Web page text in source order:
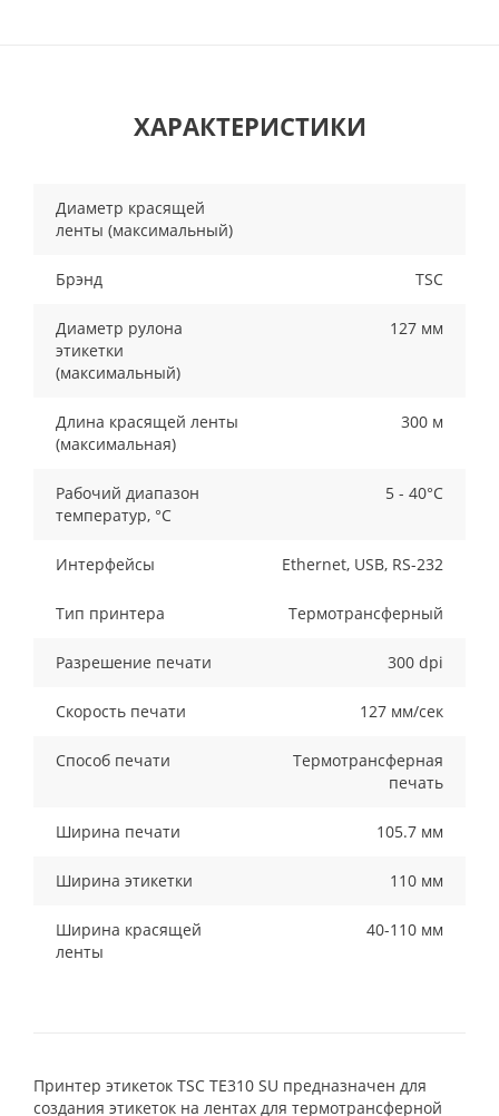
ХАРАКТЕРИСТИКИ
Диаметр красящей
ленты (максимальный)
Брэнд TSC
Диаметр рулона
этикетки
(максимальный)
127 мм
Длина красящей ленты
(максимальная)
300 м
Рабочий диапазон
температур, °C
5 - 40°C
Интерфейсы Ethernet, USB, RS-232
Тип принтера Термотрансферный
Разрешение печати 300 dpi
Скорость печати 127 мм/сек
Способ печати
Термотрансферная
печать
Ширина печати 105.7 мм
Ширина этикетки 110 мм
Ширина красящей
ленты
40-110 мм
Принтер этикеток TSC TE310 SU предназначен для
создания этикеток на лентах для термотрансферной